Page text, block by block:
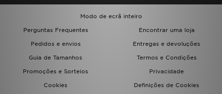
Modo de ecrã inteiro
Perguntas Frequentes
Encontrar uma loja
Pedidos e envios
Entregas e devoluções
Guia de Tamanhos
Termos e Condições
Promoções e Sorteios
Privacidade
Cookies
Definições de Cookies
TRABALHA CONNOSCO
FAQs